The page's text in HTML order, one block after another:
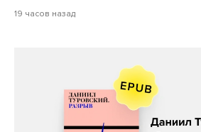
19 часов назад